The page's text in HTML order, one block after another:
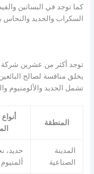
كما توجد في البساتين
السكراب والحديد والنحاس
توجد أكثر من عشرين
يخلق منافسة لصالح
تشمل الحديد والألومنيوم
المنطقة
المدينة
الصناعية
حديد،
ألمنيوم